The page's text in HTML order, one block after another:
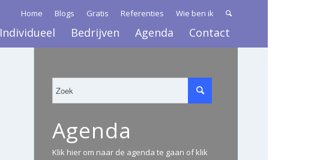
Home Blogs Gratis Referenties Wie ben ik
Individueel Bedrijven Agenda Contact
Agenda
Klik hier om naar de agenda te gaan of klik